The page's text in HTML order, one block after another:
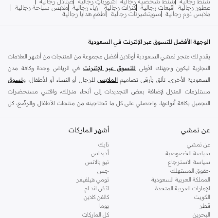
عطور رجالية
قبعات رجالية كنزات رجالية أزياء رجالية ملابس سباحة رجالية
ملابس نوم رجالية
سويتشيرتات رجالية أطقم هدايا رجالية
الوجهة الأفضل للتسوق عبر الإنترنت في السعودية
يقدم لك متجر نمشي السعودية أونلاين أفضل مجموعة من المنتجات من أشهر العلامات
التجارية ليكون وجهتك الأولى للتسوق عبر الإنترنت في الرياض وجدة وكافة مدن
السعودية الأخرى. تألق بأرقى تصاميم الملابس للرجال أو النساء أو الأطفال، وتسوق
مستلزمات المنزل لإضافة بعض التجديدات إلى أنحاء منزلك، واقتني مستحضرات
التجميل بكافة أنواعها، واحصلي على كل ما تحتاجينه من منتجات الأطفال والرضّع، كل
أفضل العلامات التجارية في السعودية
يضم متجر نمشي السعودية أونلاين مجموعة ضخمة من المنتجات من أفضل العلامات
التجارية، بداية من الأزياء وحتى مستلزمات المنزل. ستجد لدينا كل ما ترغب به من
الملابس والأحذية والإكسسوارات وكافة احتياجاتك الأخرى من علامات رائدة مثل:
ديفاكتو ، و ديزل، وبيير كاردان تومي هيلفيغر، وريفر ايلاند
ومايكل كورس ، وبيفرلي هيلز بولو كلوب ، وأمريكان إيجل
لورين
عن نمشي
عن نمشي
سياسة الخصوصية
سياسة الاسترجاع
حقوق المستهلك
المملكة العربية السعودية
الإمارات العربية المتحدة
الكويت
قطر
البحرين
أشهر الماركات
نايك
أديداس
نيو بالانس
جس
تومي هيلفيغر
اتش اند ام
كالفن كلاين
بوما
كل الماركات